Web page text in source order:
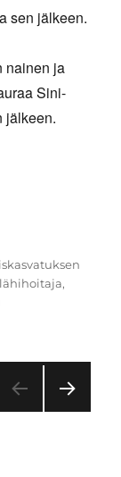
sen jälkeen.
nainen ja
Sini-
jälkeen.
Avainsanat
lähihoitaja,